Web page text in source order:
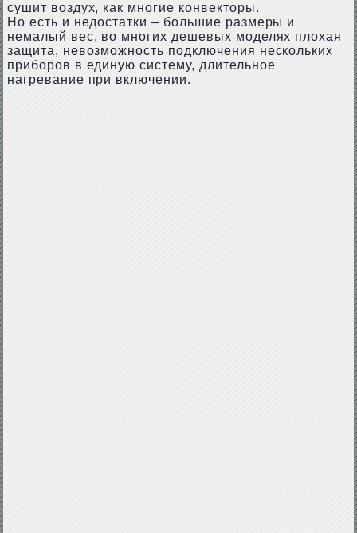
сушит воздух, как многие конвекторы.
Но есть и недостатки – большие размеры и
немалый вес, во многих дешевых моделях плохая
защита, невозможность подключения нескольких
приборов в единую систему, длительное
нагревание при включении.